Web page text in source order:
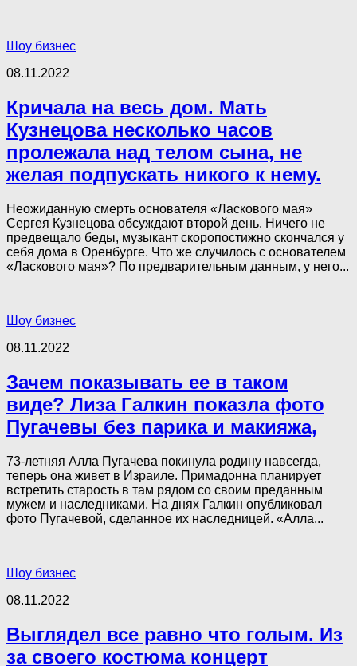
Шоу бизнес
08.11.2022
Кричала на весь дом. Мать
Кузнецова несколько часов
пролежала над телом сына, не
желая подпускать никого к нему.
Неожиданную смерть основателя «Ласкового мая»
Сергея Кузнецова обсуждают второй день. Ничего не
предвещало беды, музыкант скоропостижно скончался у
себя дома в Оренбурге. Что же случилось с основателем
«Ласкового мая»? По предварительным данным, у него...
Шоу бизнес
08.11.2022
Зачем показывать ее в таком
виде? Лиза Галкин показла фото
Пугачевы без парика и макияжа,
73-летняя Алла Пугачева покинула родину навсегда,
теперь она живет в Израиле. Примадонна планирует
встретить старость в там рядом со своим преданным
мужем и наследниками. На днях Галкин опубликовал
фото Пугачевой, сделанное их наследницей. «Алла...
Шоу бизнес
08.11.2022
Выглядел все равно что голым. Из
за своего костюма концерт